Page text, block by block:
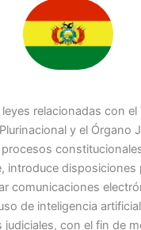
relacionadas con el
y el Órgano
introduce disposiciones
comunicaciones
de inteligencia
con el fin de